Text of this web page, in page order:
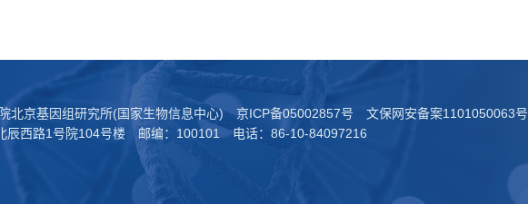
北京基因组研究所(国家生物信息中心)京ICP备05002857号
文保网安备案1101050063号
辰西路1号院104号楼 邮编：100101 电话：86-10-84097216